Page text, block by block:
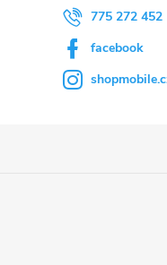
775 272 452
facebook